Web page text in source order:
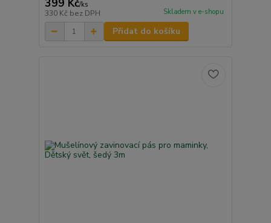
399 Kč/ks
330 Kč bez DPH Skladem v e-shopu
Přidat do košíku